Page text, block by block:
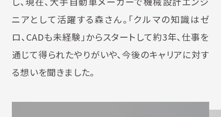
ニアとして活躍する森さん。「クルマの知識はゼ
ロ、CADも未経験」からスタートして約3年、仕事を
通じて得られたやりがいや、今後のキャリアに対す
る想いを聞きました。